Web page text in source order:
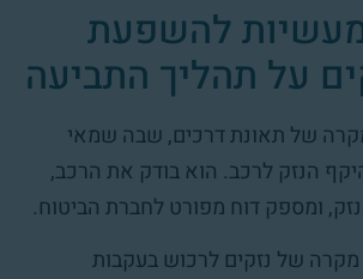
להשפעת
על תהליך התביעה
של תאונת דרכים, שבה שמאי
הנזק לרכב. הוא בודק את הרכב,
ומספק דוח מפורט לחברת הביטוח.
של נזקים לרכוש בעקבות